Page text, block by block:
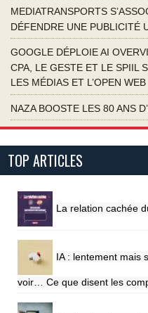
MEDIATRANSPORTS
DÉFENDRE UNE PUBLICITÉ
GOOGLE DÉPLOIE AI
CPA, LE GESTE ET LE SPIIL
LES MÉDIAS ET L’OPEN WEB
NAZA BOOSTE LES 80 ANS
TOP ARTICLES
La relation cachée
IA : lentement mais
voir… Ce que disent les